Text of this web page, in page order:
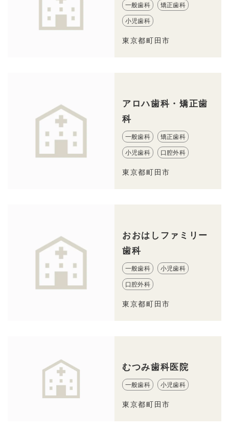
一般歯科 矯正歯科
小児歯科
東京都町田市
アロハ歯科・矯正歯
科
一般歯科 矯正歯科
小児歯科 口腔外科
東京都町田市
おおはしファミリー
歯科
一般歯科 小児歯科
口腔外科
東京都町田市
むつみ歯科医院
一般歯科 小児歯科
東京都町田市